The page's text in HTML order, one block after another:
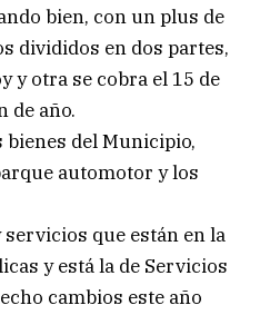
bien, con un plus de
divididos en dos partes,
y otra se cobra el 15 de
de año.
bienes del Municipio,
automotor y los
servicios que están en la
y está la de Servicios
cambios este año